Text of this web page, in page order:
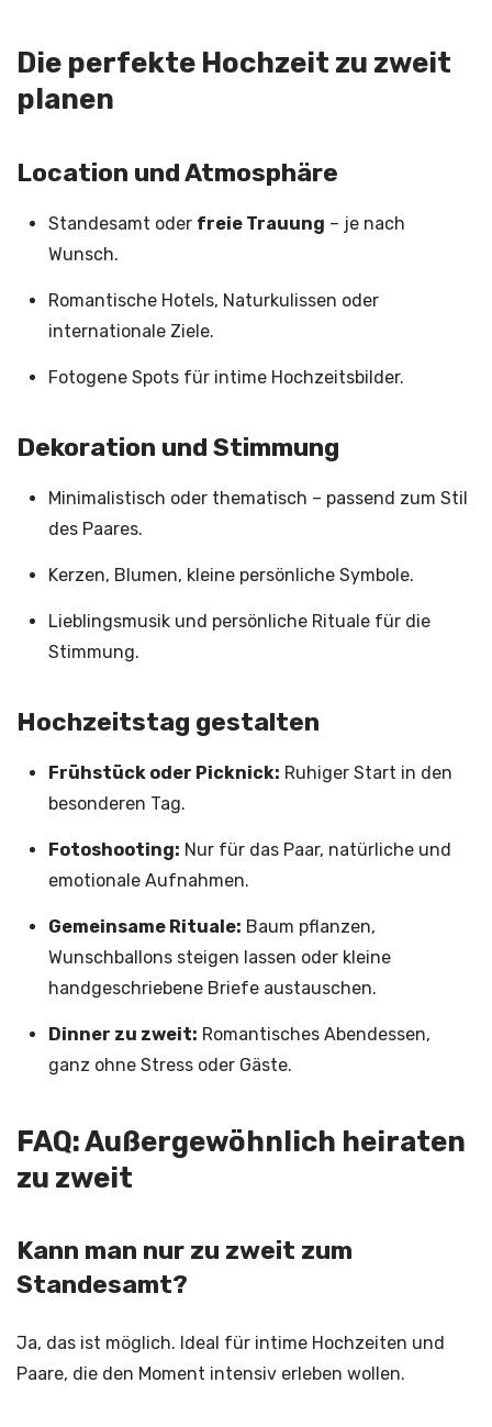
Die perfekte Hochzeit zu zweit
planen
Location und Atmosphäre
Standesamt oder freie Trauung – je nach
Wunsch.
Romantische Hotels, Naturkulissen oder
internationale Ziele.
Fotogene Spots für intime Hochzeitsbilder.
Dekoration und Stimmung
Minimalistisch oder thematisch – passend zum Stil
des Paares.
Kerzen, Blumen, kleine persönliche Symbole.
Lieblingsmusik und persönliche Rituale für die
Stimmung.
Hochzeitstag gestalten
Frühstück oder Picknick: Ruhiger Start in den
besonderen Tag.
Fotoshooting: Nur für das Paar, natürliche und
emotionale Aufnahmen.
Gemeinsame Rituale: Baum pflanzen,
Wunschballons steigen lassen oder kleine
handgeschriebene Briefe austauschen.
Dinner zu zweit: Romantisches Abendessen,
ganz ohne Stress oder Gäste.
FAQ: Außergewöhnlich heiraten
zu zweit
Kann man nur zu zweit zum
Standesamt?
Ja, das ist möglich. Ideal für intime Hochzeiten und
Paare, die den Moment intensiv erleben wollen.